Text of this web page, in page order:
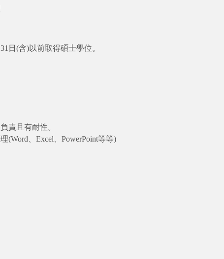
日(含)以前取得碩士學位。
責且有耐性。
、Excel、PowerPoint等等)